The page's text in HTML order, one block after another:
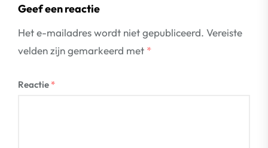
Geef een reactie
Het e-mailadres wordt niet gepubliceerd. Vereiste
velden zijn gemarkeerd met *
Reactie *